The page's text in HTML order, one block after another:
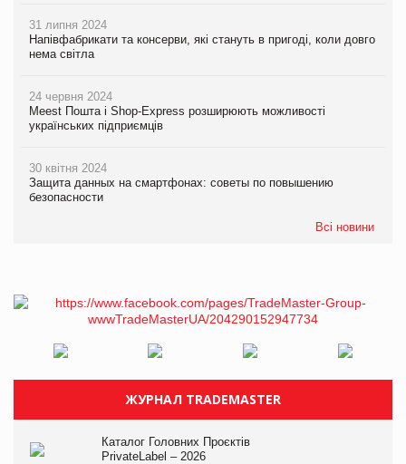
31 липня 2024
Напівфабрикати та консерви, які стануть в пригоді, коли довго
нема світла
24 червня 2024
Meest Пошта і Shop-Express розширюють можливості
українських підприємців
30 квітня 2024
Защита данных на смартфонах: советы по повышению
безопасности
Всі новини
ЖУРНАЛ TRADEMASTER
Каталог Головних Проєктів
PrivateLabel – 2026